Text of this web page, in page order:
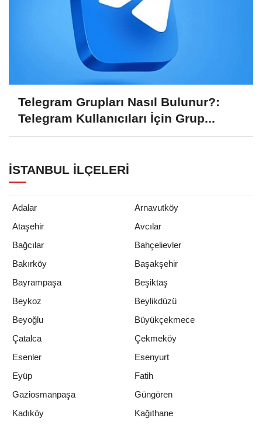
Telegram Grupları Nasıl Bulunur?:
Telegram Kullanıcıları İçin Grup...
İSTANBUL İLÇELERI
Adalar
Arnavutköy
Ataşehir
Avcılar
Bağcılar
Bahçelievler
Bakırköy
Başakşehir
Bayrampaşa
Beşiktaş
Beykoz
Beylikdüzü
Beyoğlu
Büyükçekmece
Çatalca
Çekmeköy
Esenler
Esenyurt
Eyüp
Fatih
Gaziosmanpaşa
Güngören
Kadıköy
Kağıthane